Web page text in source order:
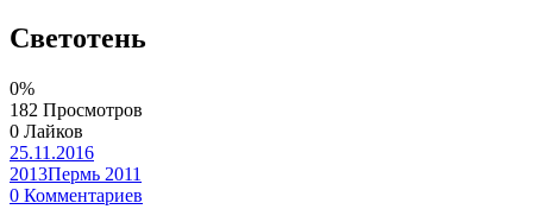
Светотень
0%
182 Просмотров
0 Лайков
25.11.2016
2013Пермь 2011
0 Комментариев